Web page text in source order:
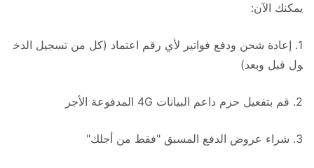
يمكنك الآن:
1. إعادة شحن ودفع فواتير لأي رقم اعتماد (كل من تسجيل الدخ
ول قبل وبعد)
2. قم بتفعيل حزم داعم البيانات 4G المدفوعة الأجر
3. شراء عروض الدفع المسبق "فقط من أجلك"